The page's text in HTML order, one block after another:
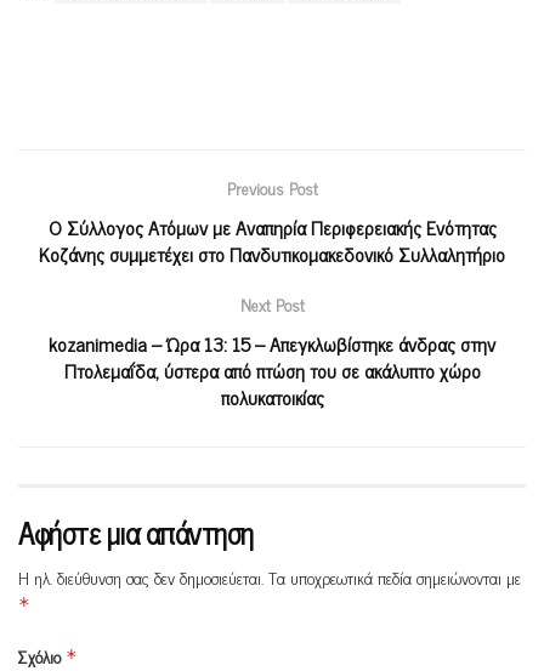
Previous Post
Ο Σύλλογος Ατόμων με Αναπηρία Περιφερειακής Ενότητας
Κοζάνης συμμετέχει στο Πανδυτικομακεδονικό Συλλαλητήριο
Next Post
kozanimedia – Ώρα 13: 15 – Απεγκλωβίστηκε άνδρας στην
Πτολεμαΐδα, ύστερα από πτώση του σε ακάλυπτο χώρο
πολυκατοικίας
Αφήστε μια απάντηση
Η ηλ. διεύθυνση σας δεν δημοσιεύεται.Τα υποχρεωτικά πεδία σημειώνονται με
*
Σχόλιο *